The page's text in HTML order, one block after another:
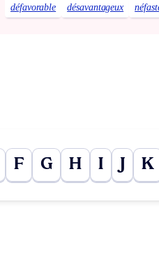
défavorable désavantageux
F G H I J K